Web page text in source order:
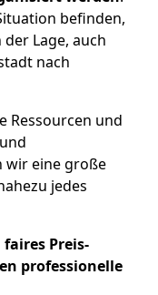
befinden,
Lage, auch
nach
Ressourcen und
wir eine große
jedes
Preis-
professionelle